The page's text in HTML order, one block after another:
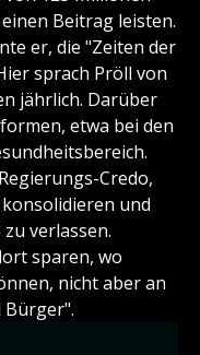
Beitrag leisten.
er, die "Zeiten der
sprach Pröll von
jährlich. Darüber
etwa bei den
Credo,
und
verlassen.
sparen, wo
nicht aber an